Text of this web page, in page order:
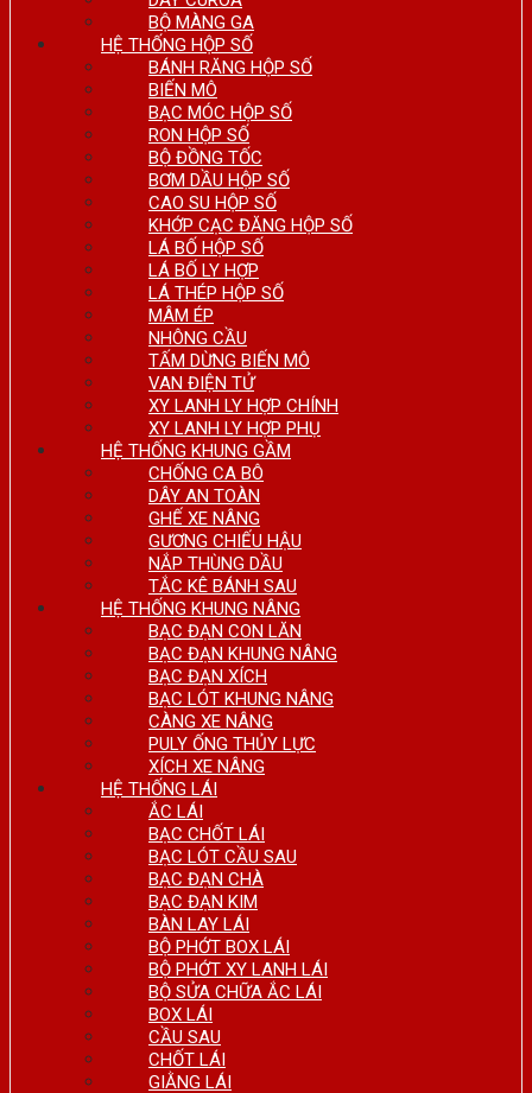
BỘ MÀNG GA
HỆ THỐNG HỘP SỐ
BÁNH RĂNG HỘP SỐ
BIẾN MÔ
BẠC MÓC HỘP SỐ
RON HỘP SỐ
BỘ ĐỒNG TỐC
BƠM DẦU HỘP SỐ
CAO SU HỘP SỐ
KHỚP CẠC ĐĂNG HỘP SỐ
LÁ BỐ HỘP SỐ
LÁ BỐ LY HỢP
LÁ THÉP HỘP SỐ
MÂM ÉP
NHÔNG CẦU
TẤM DỪNG BIẾN MÔ
VAN ĐIỆN TỬ
XY LANH LY HỢP CHÍNH
XY LANH LY HỢP PHỤ
HỆ THỐNG KHUNG GẦM
CHỐNG CA BÔ
DÂY AN TOÀN
GHẾ XE NÂNG
GƯƠNG CHIẾU HẬU
NẮP THÙNG DẦU
TẮC KÊ BÁNH SAU
HỆ THỐNG KHUNG NÂNG
BẠC ĐẠN CON LĂN
BẠC ĐẠN KHUNG NÂNG
BẠC ĐẠN XÍCH
BẠC LÓT KHUNG NÂNG
CÀNG XE NÂNG
PULY ỐNG THỦY LỰC
XÍCH XE NÂNG
HỆ THỐNG LÁI
ẮC LÁI
BẠC CHỐT LÁI
BẠC LÓT CẦU SAU
BẠC ĐẠN CHÀ
BẠC ĐẠN KIM
BÀN LAY LÁI
BỘ PHỚT BOX LÁI
BỘ PHỚT XY LANH LÁI
BỘ SỬA CHỮA ẮC LÁI
BOX LÁI
CẦU SAU
CHỐT LÁI
GIẰNG LÁI